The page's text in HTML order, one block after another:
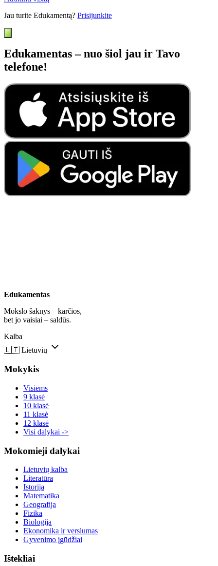
Jau turite Edukamentą? Prisijunkite
Edukamentas – nuo šiol jau ir Tavo
telefone!
Edukamentas
Mokslo šaknys – karčios,
bet jo vaisiai – saldūs.
Kalba
🇱🇹 Lietuvių
Mokykis
Visiems
9 klasė
10 klasė
11 klasė
12 klasė
Visi dalykai ->
Mokomieji dalykai
Lietuvių kalba
Literatūra
Istorija
Matematika
Geografija
Fizika
Biologija
Ekonomika ir verslumas
Gyvenimo įgūdžiai
Ištekliai